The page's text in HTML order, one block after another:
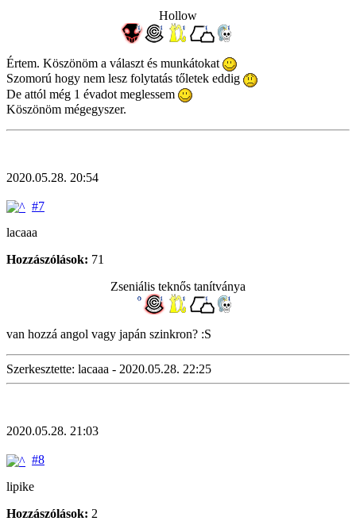
Hollow
Értem. Köszönöm a választ és munkátokat
Szomorú hogy nem lesz folytatás tőletek eddig
De attól még 1 évadot meglessem
Köszönöm mégegyszer.
2020.05.28. 20:54
#7
lacaaa
Hozzászólások: 71
Zseniális teknős tanítványa
van hozzá angol vagy japán szinkron? :S
Szerkesztette: lacaaa - 2020.05.28. 22:25
2020.05.28. 21:03
#8
lipike
Hozzászólások: 2